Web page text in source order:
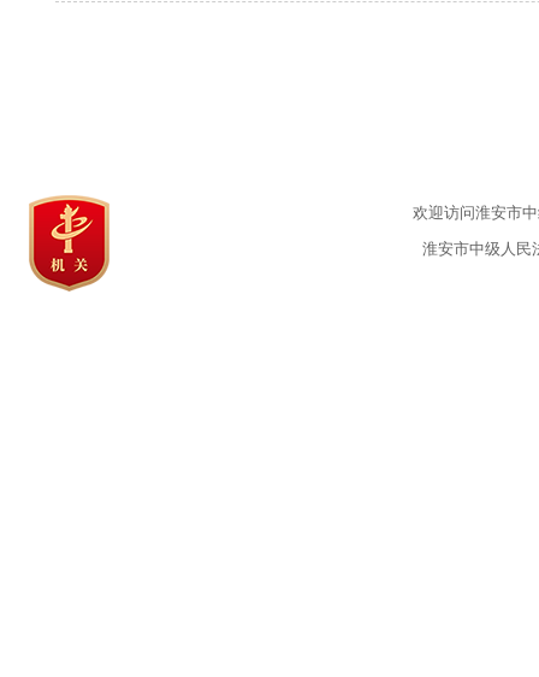
欢迎访问淮安市
淮安市中级人